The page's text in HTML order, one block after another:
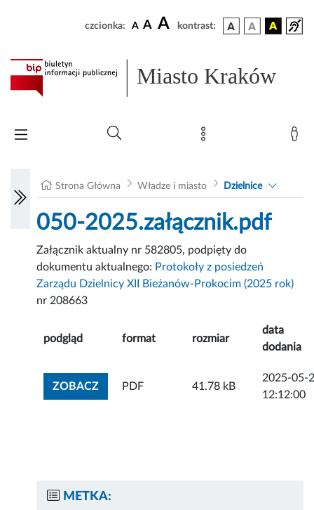
czcionka: A A A kontrast:
Miasto Kraków
Strona Główna Władze i miasto Dzielnice
050-2025.załącznik.pdf
Załącznik aktualny nr 582805, podpięty do
dokumentu aktualnego: Protokoły z posiedzeń
Zarządu Dzielnicy XII Bieżanów-Prokocim (2025 rok)
nr 208663
podgląd format rozmiar
data
dodania
ZOBACZZOBACZ ZAŁĄCZNIK
PDF 41.78 kB
2025-05-
12:12:00
METKA: